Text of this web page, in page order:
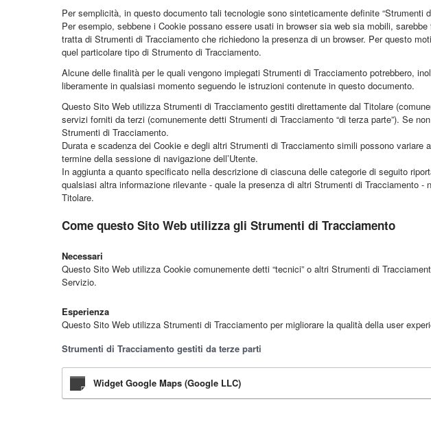
Per semplicità, in questo documento tali tecnologie sono sinteticamente definite “Strumenti
Per esempio, sebbene i Cookie possano essere usati in browser sia web sia mobili,
tratta di Strumenti di Tracciamento che richiedono la presenza di un browser. Per questo
quel particolare tipo di Strumento di Tracciamento.
Alcune delle finalità per le quali vengono impiegati Strumenti di Tracciamento potrebbero,
liberamente in qualsiasi momento seguendo le istruzioni contenute in questo documento.
Questo Sito Web utilizza Strumenti di Tracciamento gestiti direttamente dal Titolare
servizi forniti da terzi (comunemente detti Strumenti di Tracciamento “di terza parte”). Se
Strumenti di Tracciamento.
Durata e scadenza dei Cookie e degli altri Strumenti di Tracciamento simili possono
termine della sessione di navigazione dell’Utente.
In aggiunta a quanto specificato nella descrizione di ciascuna delle categorie di seguito
qualsiasi altra informazione rilevante - quale la presenza di altri Strumenti di
Titolare.
Come questo Sito Web utilizza gli Strumenti di Tracciamento
Necessari
Questo Sito Web utilizza Cookie comunemente detti “tecnici” o altri Strumenti di
Servizio.
Esperienza
Questo Sito Web utilizza Strumenti di Tracciamento per migliorare la qualità della user
Strumenti di Tracciamento gestiti da terze parti
Widget Google Maps (Google LLC)